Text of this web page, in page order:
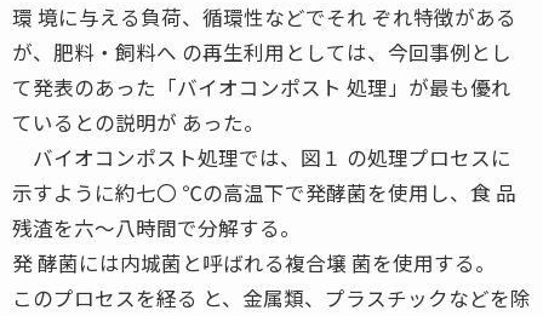
環 境に与える負荷、循環性などでそれ ぞれ特徴がある
が、肥料・飼料へ の再生利用としては、今回事例とし
て発表のあった「バイオコンポスト 処理」が最も優れ
ているとの説明が あった。
バイオコンポスト処理では、図１ の処理プロセスに
示すように約七〇 ℃の高温下で発酵菌を使用し、食 品
残渣を六〜八時間で分解する。
発 酵菌には内城菌と呼ばれる複合壌 菌を使用する。
このプロセスを経る と、金属類、プラスチックなどを除